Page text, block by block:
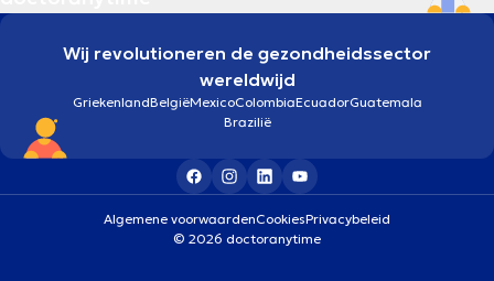
Wij revolutioneren de gezondheidssector
wereldwijd
GriekenlandBelgiëMexicoColombiaEcuadorGuatemala
Brazilië
Algemene voorwaardenCookiesPrivacybeleid
© 2026 doctoranytime